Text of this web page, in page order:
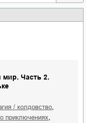
мир. Часть 2.
/ колдовство
о приключениях